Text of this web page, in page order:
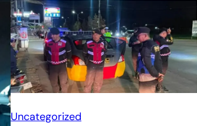
Uncategorized